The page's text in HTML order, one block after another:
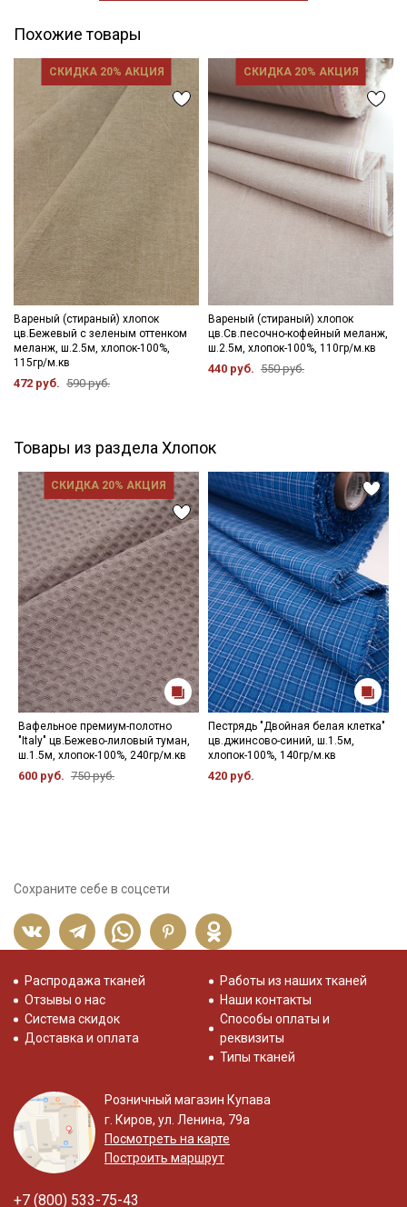
Похожие товары
СКИДКА 20% АКЦИЯ
Вареный (стираный) хлопок
цв.Бежевый с зеленым оттенком
меланж, ш.2.5м, хлопок-100%,
115гр/м.кв
472 руб. 590 руб.
СКИДКА 20% АКЦИЯ
Вареный (стираный) хлопок
цв.Св.песочно-кофейный меланж,
ш.2.5м, хлопок-100%, 110гр/м.кв
440 руб. 550 руб.
Товары из раздела Хлопок
СКИДКА 20% АКЦИЯ
Вафельное премиум-полотно
"Italy" цв.Бежево-лиловый туман,
ш.1.5м, хлопок-100%, 240гр/м.кв
600 руб. 750 руб.
Пестрядь "Двойная белая клетка"
цв.джинсово-синий, ш.1.5м,
хлопок-100%, 140гр/м.кв
420 руб.
Сохраните себе в соцсети
Распродажа тканей
Отзывы о нас
Система скидок
Доставка и оплата
Работы из наших тканей
Наши контакты
Способы оплаты и
реквизиты
Типы тканей
Розничный магазин Купава
г. Киров, ул. Ленина, 79а
Посмотреть на карте
Построить маршрут
+7 (800) 533-75-43